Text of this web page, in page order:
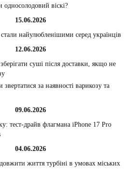
односолодовий віскі?
15.06.2026
найулюбленішими серед українців
12.06.2026
суші після доставки, якщо не
за наявності варикозу та
09.06.2026
тест-драйв флагмана iPhone 17 Pro
04.06.2026
життя турбіні в умовах міських